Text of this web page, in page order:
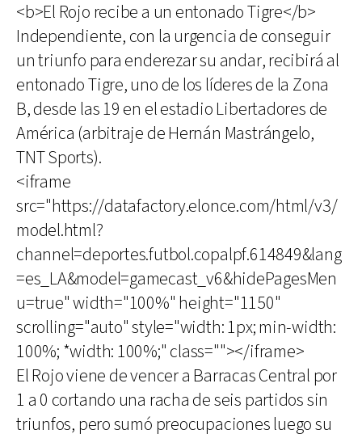
<b>El Rojo recibe a un entonado Tigre</b>
Independiente, con la urgencia de conseguir
un triunfo para enderezar su andar, recibirá al
entonado Tigre, uno de los líderes de la Zona
B, desde las 19 en el estadio Libertadores de
América (arbitraje de Hernán Mastrángelo,
TNT Sports).
<iframe
src="https://datafactory.elonce.com/html/v3/
model.html?
channel=deportes.futbol.copalpf.614849&lang
=es_LA&model=gamecast_v6&hidePagesMen
u=true" width="100%" height="1150"
scrolling="auto" style="width: 1px; min-width:
100%; *width: 100%;" class=""></iframe>
El Rojo viene de vencer a Barracas Central por
1 a 0 cortando una racha de seis partidos sin
triunfos, pero sumó preocupaciones luego su